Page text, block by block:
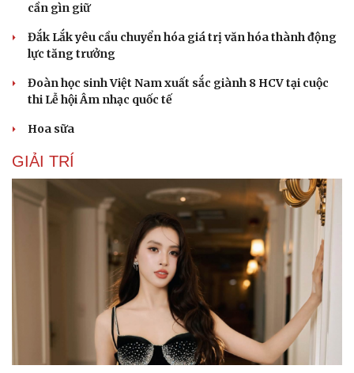
cần gìn giữ
Đắk Lắk yêu cầu chuyển hóa giá trị văn hóa thành động
lực tăng trưởng
Đoàn học sinh Việt Nam xuất sắc giành 8 HCV tại cuộc
thi Lễ hội Âm nhạc quốc tế
Hoa sữa
GIẢI TRÍ